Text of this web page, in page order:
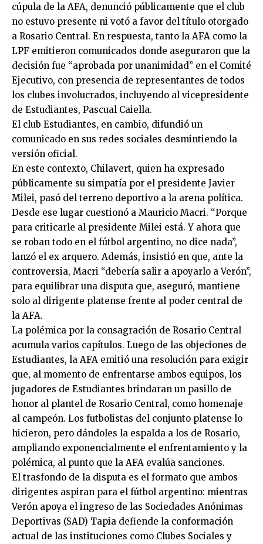
cúpula de la AFA, denunció públicamente que el club
no estuvo presente ni votó a favor del título otorgado
a Rosario Central. En respuesta, tanto la AFA como la
LPF emitieron comunicados donde aseguraron que la
decisión fue “aprobada por unanimidad” en el Comité
Ejecutivo, con presencia de representantes de todos
los clubes involucrados, incluyendo al vicepresidente
de Estudiantes, Pascual Caiella.
El club Estudiantes, en cambio, difundió un
comunicado en sus redes sociales desmintiendo la
versión oficial.
En este contexto, Chilavert, quien ha expresado
públicamente su simpatía por el presidente Javier
Milei, pasó del terreno deportivo a la arena política.
Desde ese lugar cuestionó a Mauricio Macri. “Porque
para criticarle al presidente Milei está. Y ahora que
se roban todo en el fútbol argentino, no dice nada”,
lanzó el ex arquero. Además, insistió en que, ante la
controversia, Macri “debería salir a apoyarlo a Verón”,
para equilibrar una disputa que, aseguró, mantiene
solo al dirigente platense frente al poder central de
la AFA.
La polémica por la consagración de Rosario Central
acumula varios capítulos. Luego de las objeciones de
Estudiantes, la AFA emitió una resolución para exigir
que, al momento de enfrentarse ambos equipos, los
jugadores de Estudiantes brindaran un pasillo de
honor al plantel de Rosario Central, como homenaje
al campeón. Los futbolistas del conjunto platense lo
hicieron, pero dándoles la espalda a los de Rosario,
ampliando exponencialmente el enfrentamiento y la
polémica, al punto que la AFA evalúa sanciones.
El trasfondo de la disputa es el formato que ambos
dirigentes aspiran para el fútbol argentino: mientras
Verón apoya el ingreso de las Sociedades Anónimas
Deportivas (SAD) Tapia defiende la conformación
actual de las instituciones como Clubes Sociales y